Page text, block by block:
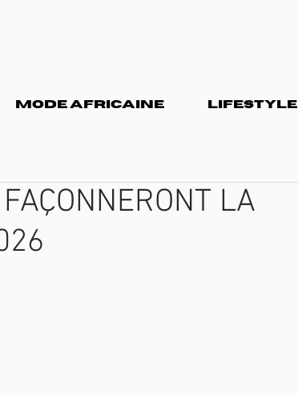
MODE AFRICAINE LIFESTYLE
LA